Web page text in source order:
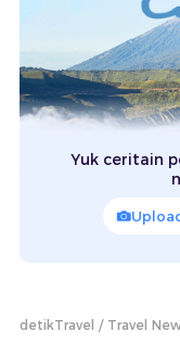
Yuk ceritain
detikTravel Travel